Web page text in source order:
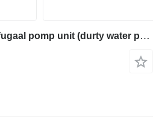
Vuilwaterpomp centrifugaal pomp unit (durty water pump) diesel